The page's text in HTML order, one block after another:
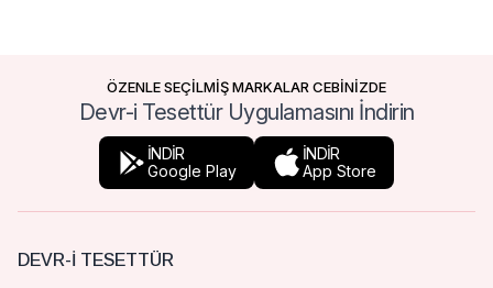
ÖZENLE SEÇİLMİŞ MARKALAR CEBİNİZDE
Devr-i Tesettür Uygulamasını İndirin
İNDİR
Google Play
İNDİR
App Store
DEVR-I TESETTÜR